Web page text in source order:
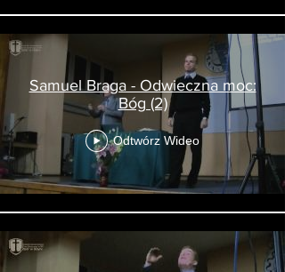
Samuel Braga - Odwieczna moc:
Bóg (2)
Odtwórz Wideo